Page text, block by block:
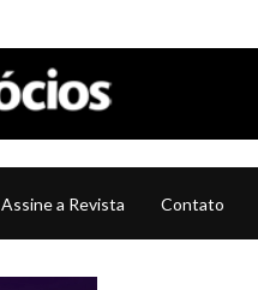
Assine a Revista Contato